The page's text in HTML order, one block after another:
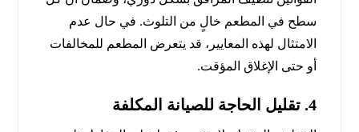
سطح في المطعم خالٍ من التلوث. في حال عدم
الامتثال لهذه المعايير، قد يتعرض المطعم للمخالفات
أو حتى الإغلاق المؤقت.
4. تقليل الحاجة للصيانة المكلفة